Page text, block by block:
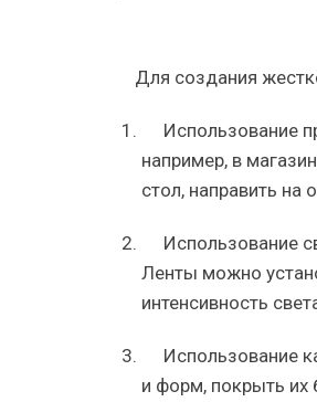
Для создания
Использование
например, в
стол, направить на
Использование
Ленты можно
интенсивность
Использование
и форм, покрыть их